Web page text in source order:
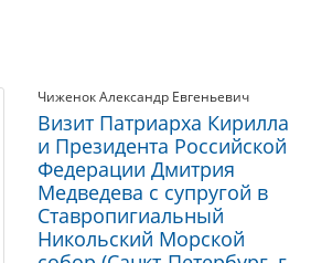
Чиженок Александр Евгеньевич
Визит Патриарха Кирилла
и Президента Российской
Федерации Дмитрия
Медведева с супругой в
Ставропигиальный
Никольский Морской